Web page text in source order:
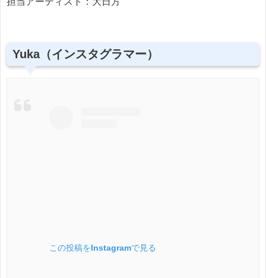
Yuka（インスタグラマー）
この投稿をInstagramで見る